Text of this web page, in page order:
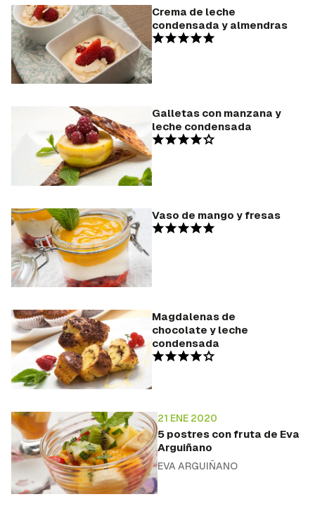
Crema de leche
condensada y almendras
Galletas con manzana y
leche condensada
Vaso de mango y fresas
Magdalenas de
chocolate y leche
condensada
21 ENE 2020
5 postres con fruta de Eva
Arguiñano
EVA ARGUIÑANO